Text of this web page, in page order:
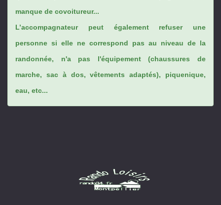
manque de covoitureur...
L’accompagnateur peut également refuser une
personne si elle ne correspond pas au niveau de la
randonnée, n'a pas l'équipement (chaussures de
marche, sac à dos, vêtements adaptés), piquenique,
eau, etc...